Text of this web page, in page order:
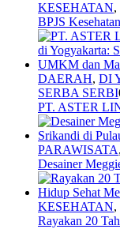
KESEHATAN,
BPJS
DAERAH, DI
SERBA SERBI
PT. ASTER
PARAWISATA,
Desainer
KESEHATAN,
Rayakan 20